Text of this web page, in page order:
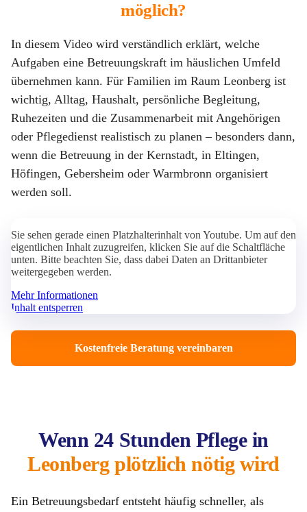
möglich?
In diesem Video wird verständlich erklärt, welche
Aufgaben eine Betreuungskraft im häuslichen Umfeld
übernehmen kann. Für Familien im Raum Leonberg ist
wichtig, Alltag, Haushalt, persönliche Begleitung,
Ruhezeiten und die Zusammenarbeit mit Angehörigen
oder Pflegedienst realistisch zu planen – besonders dann,
wenn die Betreuung in der Kernstadt, in Eltingen,
Höfingen, Gebersheim oder Warmbronn organisiert
werden soll.
Kostenfreie Beratung vereinbaren
Sie sehen gerade einen Platzhalterinhalt von Youtube. Um auf den
eigentlichen Inhalt zuzugreifen, klicken Sie auf die Schaltfläche
unten. Bitte beachten Sie, dass dabei Daten an Drittanbieter
weitergegeben werden.
Mehr Informationen
Inhalt entsperren
Wenn 24 Stunden Pflege in
Leonberg plötzlich nötig wird
Ein Betreuungsbedarf entsteht häufig schneller, als